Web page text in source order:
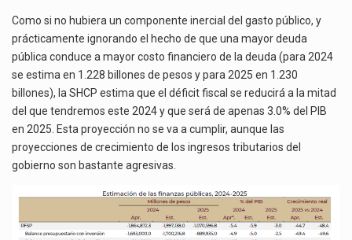
Como si no hubiera un componente inercial del gasto público, y
prácticamente ignorando el hecho de que una mayor deuda
pública conduce a mayor costo financiero de la deuda (para 2024
se estima en 1.228 billones de pesos y para 2025 en 1.230
billones), la SHCP estima que el déficit fiscal se reducirá a la mitad
del que tendremos este 2024 y que será de apenas 3.0% del PIB
en 2025. Esta proyección no se va a cumplir, aunque las
proyecciones de crecimiento de los ingresos tributarios del
gobierno son bastante agresivas.